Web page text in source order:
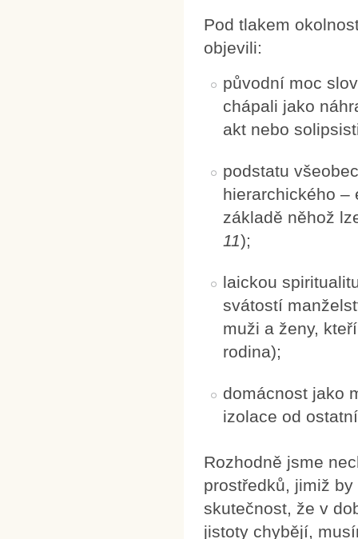
Pod tlakem
objevili:
původní moc
chápali jako
akt nebo
podstatu
hierarchického –
základě něhož
11);
laickou
svátostí
muži a ženy,
rodina);
domácnost jako
izolace od
Rozhodně jsme
prostředků, jimiž
skutečnost, že v
jistoty chybějí,